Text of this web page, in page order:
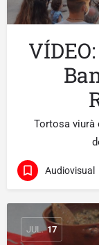
Tortosa viurà
Audiovisual
JUL. 17